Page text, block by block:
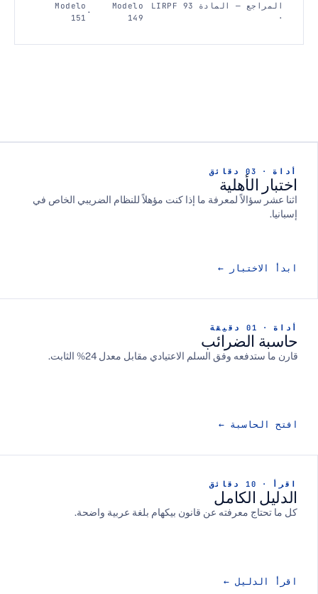
المراجع — المادة 93 LIRPF
Modelo
·
Modelo
151
لمعرفة ما إذا كنت مؤهلاً للنظام الضريبي الخاص في
وفق السلم الاعتيادي مقابل معدل 24% الثابت.
عن قانون بيكهام بلغة عربية واضحة.